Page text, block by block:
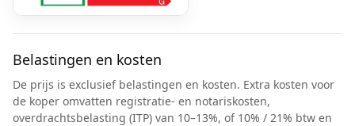
Belastingen en kosten
De prijs is exclusief belastingen en kosten. Extra kosten voor
de koper omvatten registratie- en notariskosten,
overdrachtsbelasting (ITP) van 10–13%, of 10% / 21% btw en